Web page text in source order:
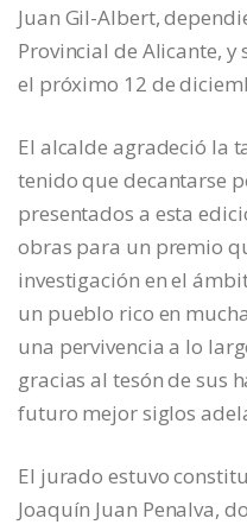
Juan Gil-Albert,
Provincial de Alicante,
el próximo 12 de
El alcalde agradeció la
tenido que decantarse
presentados a esta
obras para un premio
investigación en el
un pueblo rico en
una pervivencia a lo
gracias al tesón de sus
futuro mejor siglos
El jurado estuvo
Joaquín Juan Penalva,